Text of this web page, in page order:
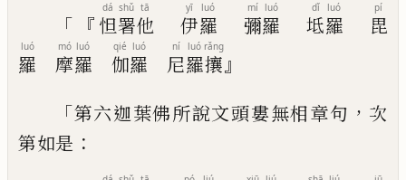
「『 怛
dá
署
shǔ
他
tā
伊
yī
羅
luó
彌
mí
羅
luó
坻
dǐ
羅
luó
毘
pí
羅
luó
摩
mó
羅
luó
伽
qié
羅
luó
尼
ní
羅
luó
攘
rǎng
』
「第六迦葉佛所說文頭婁無相章句 ， 次
第如是 ：